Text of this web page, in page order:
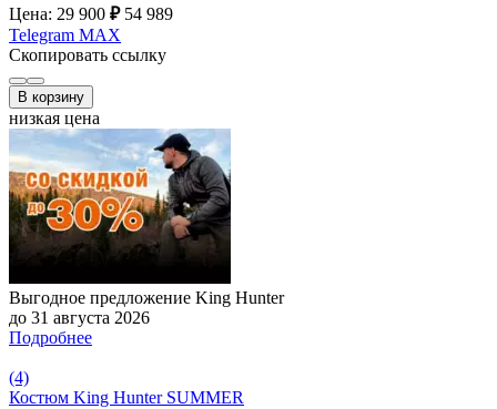
Цена: 29 900 ₽ 54 989
Telegram MAX
Скопировать ссылку
В корзину
низкая цена
Выгодное предложение King Hunter
до 31 августа 2026
Подробнее
(4)
Костюм King Hunter SUMMER